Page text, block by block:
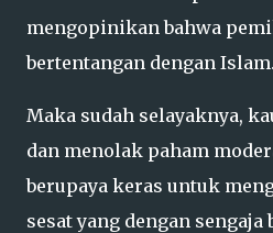
mengopinikan bahwa
bertentangan dengan Islam.
Maka sudah selayaknya,
dan menolak paham
berupaya keras untuk
sesat yang dengan